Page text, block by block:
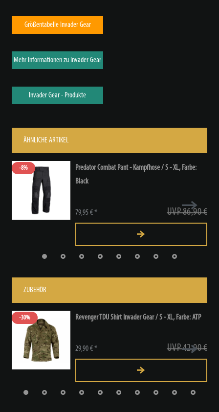
Größentabelle Invader Gear
Mehr Informationen zu Invader Gear
Invader Gear - Produkte
ÄHNLICHE ARTIKEL
-8% Predator Combat Pant - Kampfhose / S - XL, Farbe:
Black
UVP 86,90 €
79,95 € *
ZUBEHÖR
-30% Revenger TDU Shirt Invader Gear / S - XL, Farbe: ATP
UVP 42,90 €
29,90 € *